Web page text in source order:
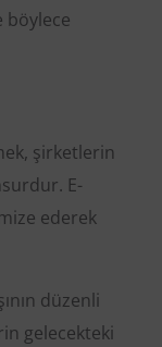
şirketlerin
E-
ederek
düzenli
gelecekteki